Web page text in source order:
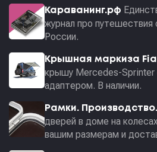
Караванинг.рф
журнал про
России.
Крышная маркиза
крышу Mercedes-Sprinter
адаптером. В наличии.
Рамки.
дверей в доме на
вашим размерам и